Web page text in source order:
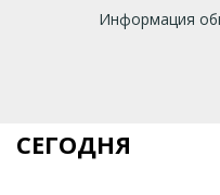
Информация
СЕГОДНЯ